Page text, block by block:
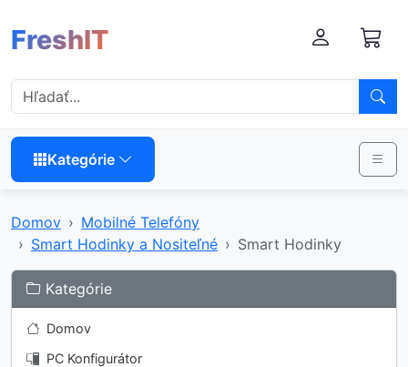
FreshIT
Kategórie
Domov
Mobilné Telefóny
Smart Hodinky a Nositeľné
Smart Hodinky
Kategórie
Domov
PC Konfigurátor